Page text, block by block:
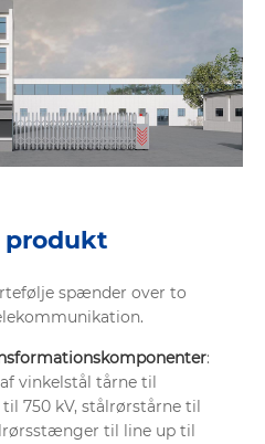
produkt
spænder over to
:
vinkelstål tårne til
750 kV, stålrørstårne til
til line up til